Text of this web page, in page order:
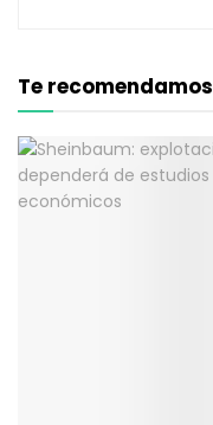
Te recomendamos